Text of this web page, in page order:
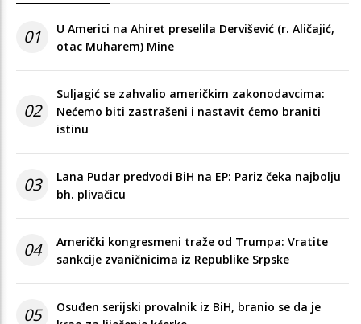
01
U Americi na Ahiret preselila Dervišević (r. Aličajić,
otac Muharem) Mine
02
Suljagić se zahvalio američkim zakonodavcima:
Nećemo biti zastrašeni i nastavit ćemo braniti
istinu
03
Lana Pudar predvodi BiH na EP: Pariz čeka najbolju
bh. plivačicu
04
Američki kongresmeni traže od Trumpa: Vratite
sankcije zvaničnicima iz Republike Srpske
05
Osuđen serijski provalnik iz BiH, branio se da je